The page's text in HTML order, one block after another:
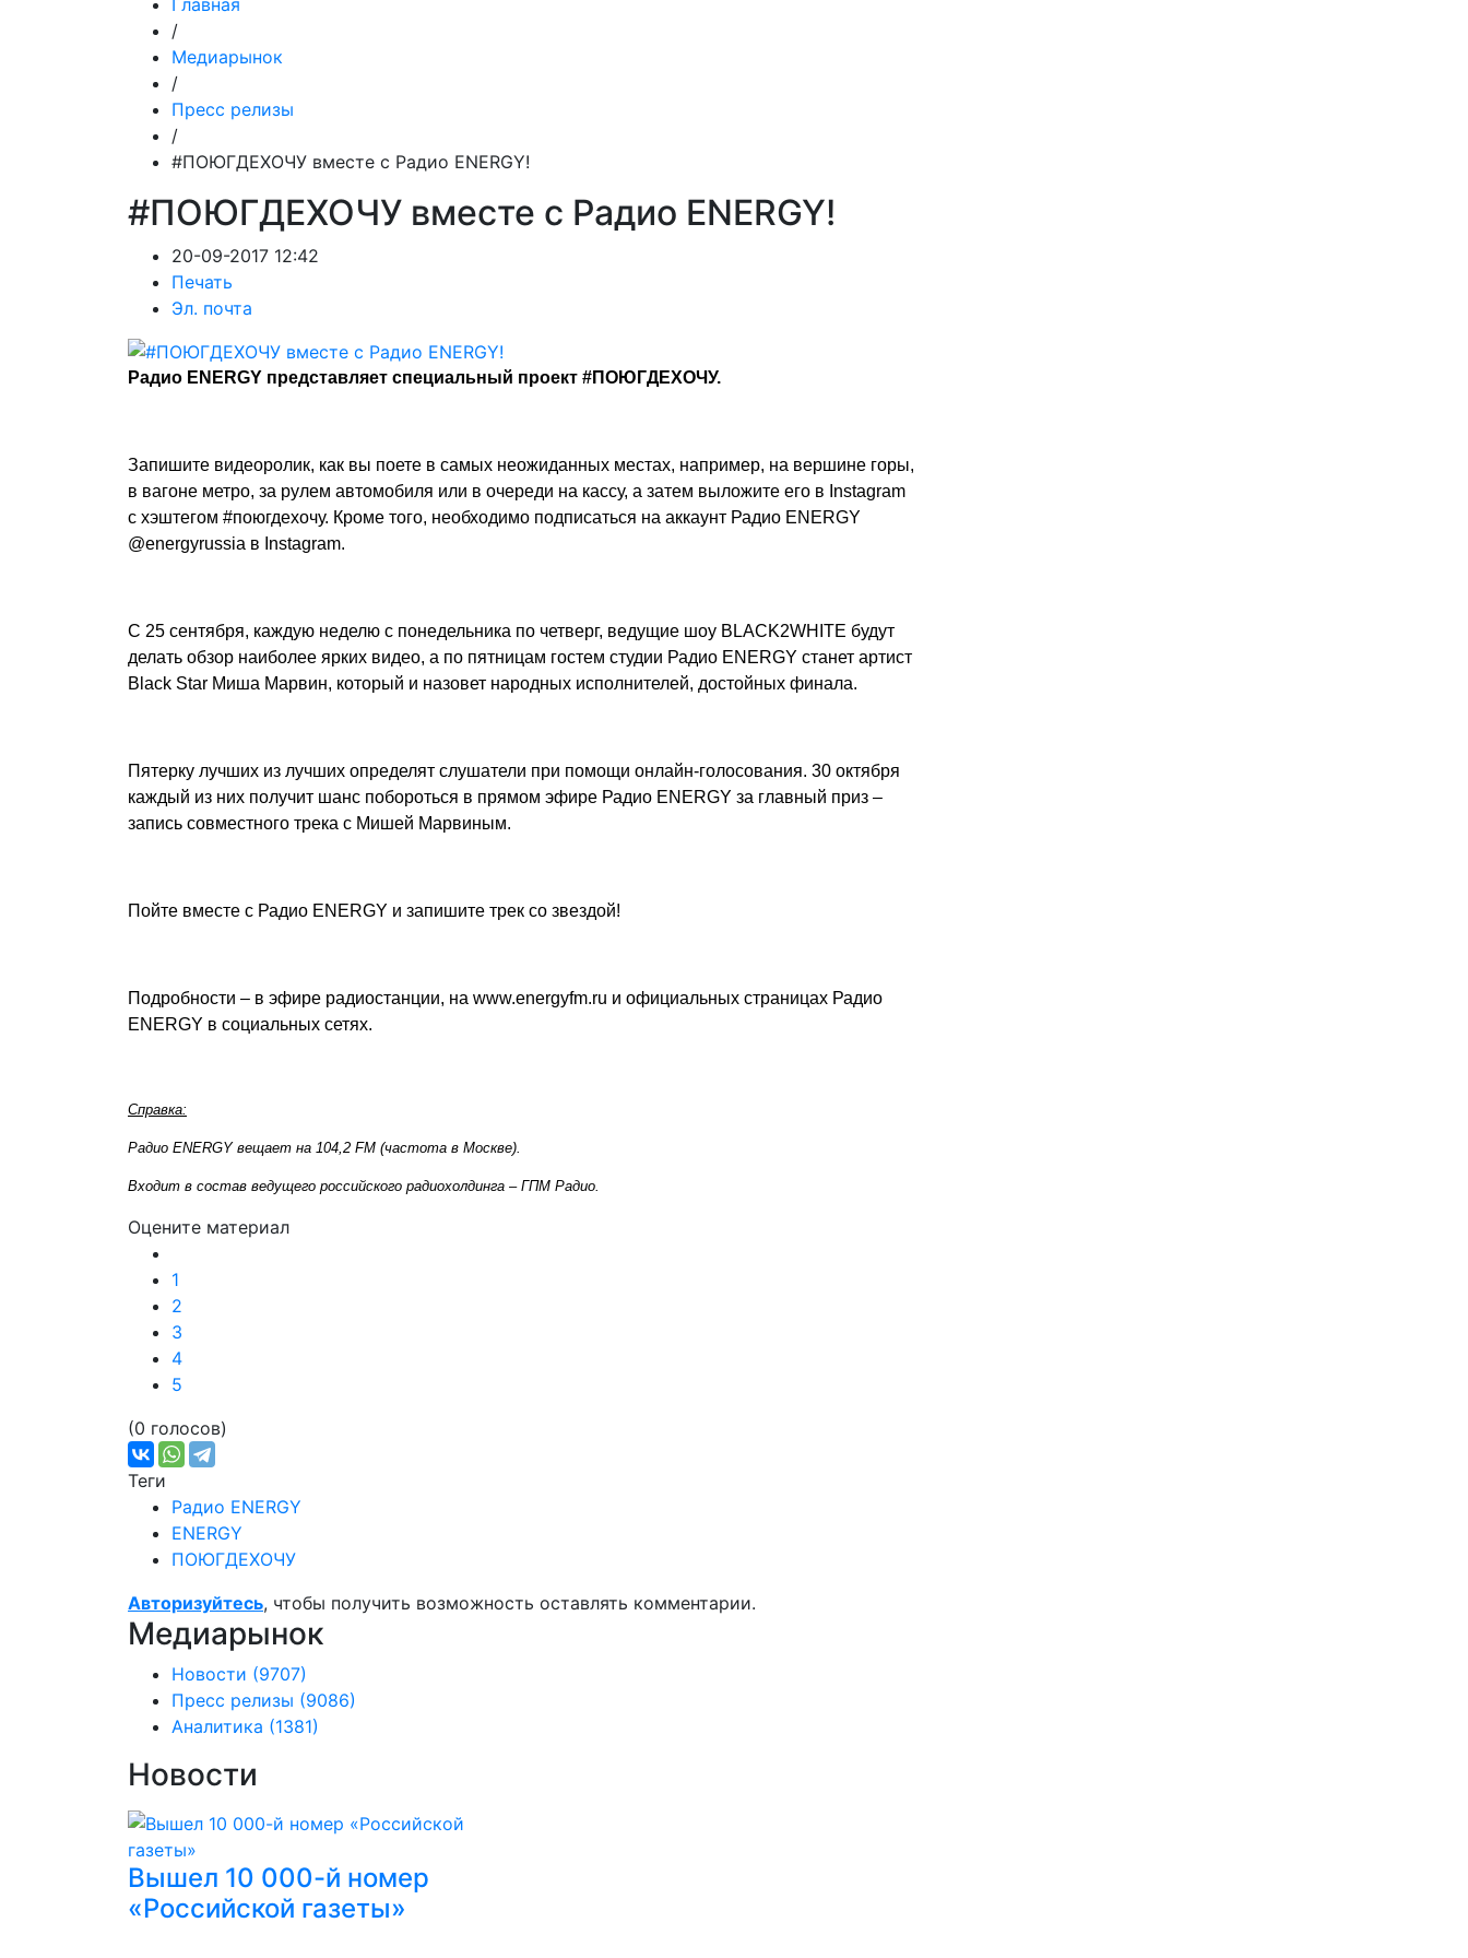
Главная
/
Медиарынок
/
Пресс релизы
/
#ПОЮГДЕХОЧУ вместе с Радио ENERGY!
#ПОЮГДЕХОЧУ вместе с Радио ENERGY!
20-09-2017 12:42
Печать
Эл. почта
Радио ENERGY представляет специальный проект #ПОЮГДЕХОЧУ.
Запишите видеоролик, как вы поете в самых неожиданных местах, например, на вершине горы,
в вагоне метро, за рулем автомобиля или в очереди на кассу, а затем выложите его в Instagram
с хэштегом #поюгдехочу. Кроме того, необходимо подписаться на аккаунт Радио ENERGY
@energyrussia в Instagram.
С 25 сентября, каждую неделю с понедельника по четверг, ведущие шоу BLACK2WHITE будут
делать обзор наиболее ярких видео, а по пятницам гостем студии Радио ENERGY станет артист
Black Star Миша Марвин, который и назовет народных исполнителей, достойных финала.
Пятерку лучших из лучших определят слушатели при помощи онлайн-голосования. 30 октября
каждый из них получит шанс побороться в прямом эфире Радио ENERGY за главный приз –
запись совместного трека с Мишей Марвиным.
Пойте вместе с Радио ENERGY и запишите трек со звездой!
Подробности – в эфире радиостанции, на www.energyfm.ru и официальных страницах Радио
ENERGY в социальных сетях.
Справка:
Радио ENERGY вещает на 104,2 FM (частота в Москве).
Входит в состав ведущего российского радиохолдинга – ГПМ Радио.
Оцените материал
1
2
3
4
5
(0 голосов)
Теги
Радио ENERGY
ENERGY
ПОЮГДЕХОЧУ
Авторизуйтесь, чтобы получить возможность оставлять комментарии.
Медиарынок
Новости (9707)
Пресс релизы (9086)
Аналитика (1381)
Новости
Вышел 10 000-й номер
«Российской газеты»